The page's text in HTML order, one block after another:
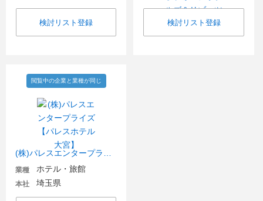
検討リスト登録 検討リスト登録
閲覧中の企業と業種が同じ
業種 ホテル・旅館
本社 埼玉県